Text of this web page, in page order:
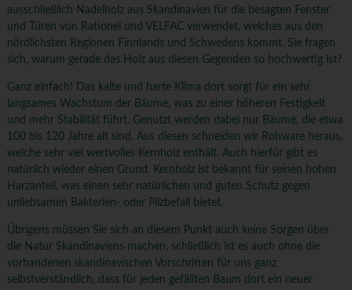
ausschließlich Nadelholz aus Skandinavien für die besagten Fenster
und Türen von Rationel und VELFAC verwendet, welches aus den
nördlichsten Regionen Finnlands und Schwedens kommt. Sie fragen
sich, warum gerade das Holz aus diesen Gegenden so hochwertig ist?
Ganz einfach! Das kalte und harte Klima dort sorgt für ein sehr
langsames Wachstum der Bäume, was zu einer höheren Festigkeit
und mehr Stabilität führt. Genutzt werden dabei nur Bäume, die etwa
100 bis 120 Jahre alt sind. Aus diesen schneiden wir Rohware heraus,
welche sehr viel wertvolles Kernholz enthält. Auch hierfür gibt es
natürlich wieder einen Grund. Kernholz ist bekannt für seinen hohen
Harzanteil, was einen sehr natürlichen und guten Schutz gegen
unliebsamen Bakterien- oder Pilzbefall bietet.
Übrigens müssen Sie sich an diesem Punkt auch keine Sorgen über
die Natur Skandinaviens machen, schließlich ist es auch ohne die
vorhandenen skandinavischen Vorschriften für uns ganz
selbstverständlich, dass für jeden gefällten Baum dort ein neuer